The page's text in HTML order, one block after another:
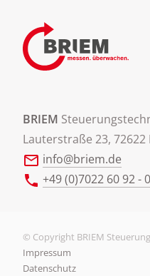
BRIEM
Lauterstraße 23,
info@briem.de
+49 (0)7022 60 92 - 0
© Copyright BRIEM
Impressum
Datenschutz